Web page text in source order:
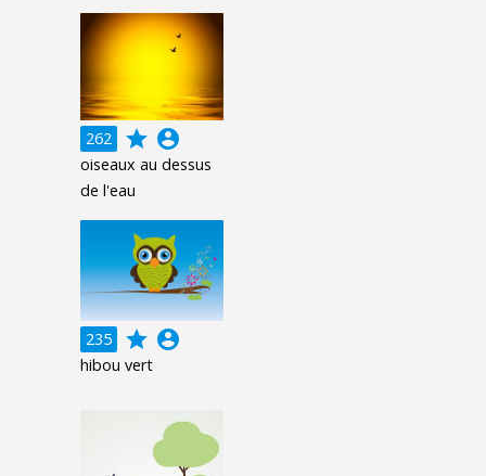
262 grade account_circle
oiseaux au dessus
de l'eau
235 grade account_circle
hibou vert